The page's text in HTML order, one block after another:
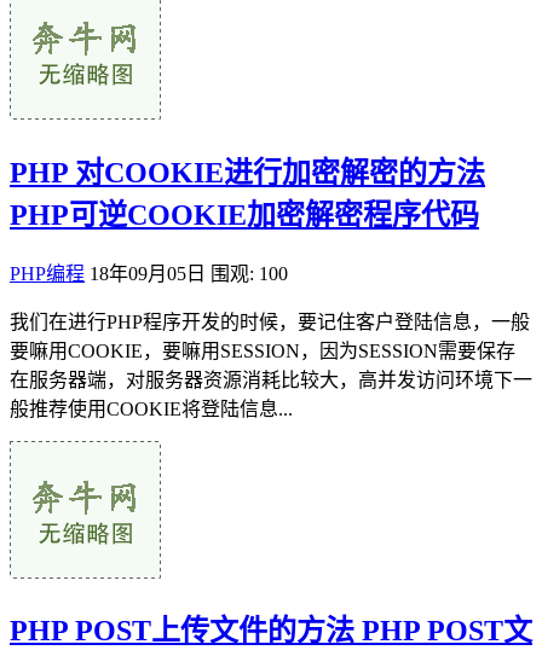
PHP 对COOKIE进行加密解密的方法
PHP可逆COOKIE加密解密程序代码
PHP编程 18年09月05日 围观: 100
我们在进行PHP程序开发的时候，要记住客户登陆信息，一般
要嘛用COOKIE，要嘛用SESSION，因为SESSION需要保存
在服务器端，对服务器资源消耗比较大，高并发访问环境下一
般推荐使用COOKIE将登陆信息...
PHP POST上传文件的方法 PHP POST文